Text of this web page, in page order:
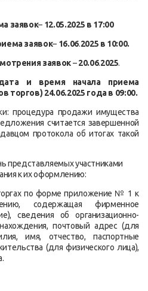
заявок– 12.05.2025 в 17:00
заявок– 16.06.2025 в 10:00.
заявок–20.06.2025.
и время начала приема
торгов) 24.06.2025 года в 09:00.
процедура продажи имущества
считается завершенной
протокола об итогах такой
представляемых участниками
к их оформлению:
по форме приложение № 1 к
содержащая фирменное
сведения об организационно-
почтовый адрес (для
имя, отчество, паспортные
(для физического лица),